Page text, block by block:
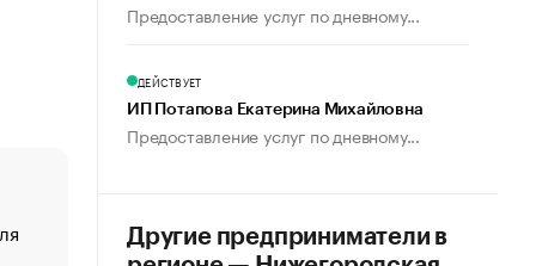
«От спорта тело стареет иначе». Как живет глава
создавшей GTA
Предоставление услуг по дневному...
ДЕЙСТВУЕТ
ИП Потапова Екатерина Михайловна
Предоставление услуг по дневному...
Другие предприниматели в